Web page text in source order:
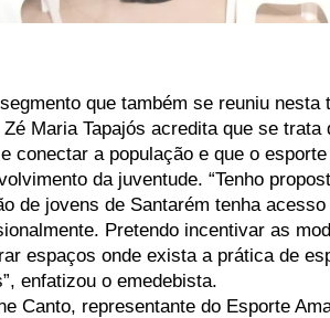
que também se reuniu
Zé Maria Tapajós acredita que se
conectar a população e que o
da juventude. “Tenho
de jovens de Santarém tenha
Pretendo incentivar as
espaços onde exista a prática de
enfatizou o emedebista.
Canto, representante do Esporte